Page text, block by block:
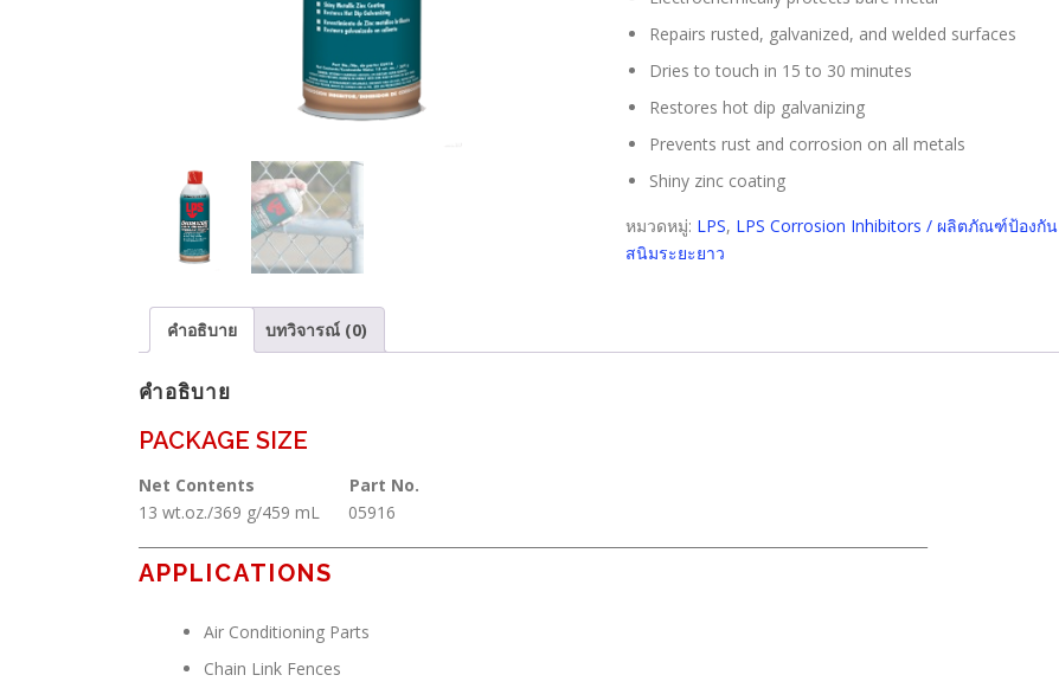
Repairs rusted, galvanized, and welded surfaces
Dries to touch in 15 to 30 minutes
Restores hot dip galvanizing
Prevents rust and corrosion on all metals
Shiny zinc coating
หมวดหมู่: LPS, LPS Corrosion Inhibitors / ผลิตภัณฑ์ป้องกัน
สนิมระยะยาว
คำอธิบาย บทวิจารณ์ (0)
คำอธิบาย
PACKAGE SIZE
Net Contents Part No.
13 wt.oz./369 g/459 mL 05916
APPLICATIONS
Air Conditioning Parts
Chain Link Fences